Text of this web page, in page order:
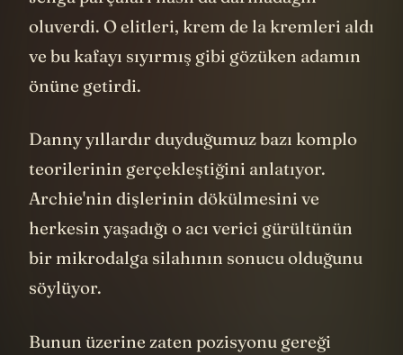
O evin duvarlarındaki tablolar da elbette
sembolik. Gözlere bakar mısınız?
Ama özellikle iki resim var ki film boyunca
değişiyorlar. Biri yatak odasındaki dalgalar.
Eve ilk geldiklerinde alçak durumda olan
bu dalgalar hikayenin tansiyonu arttıkça
kabarıyor ve bir noktadan sonra
karakterlerin boyundan daha büyük hale
sorunlar onların arkalarındaki duvarda